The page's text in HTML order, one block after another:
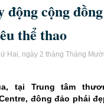
động cộng
thể thao
Hai, ngày 2 tháng Tháng
tại Trung tâm
đông đảo phái